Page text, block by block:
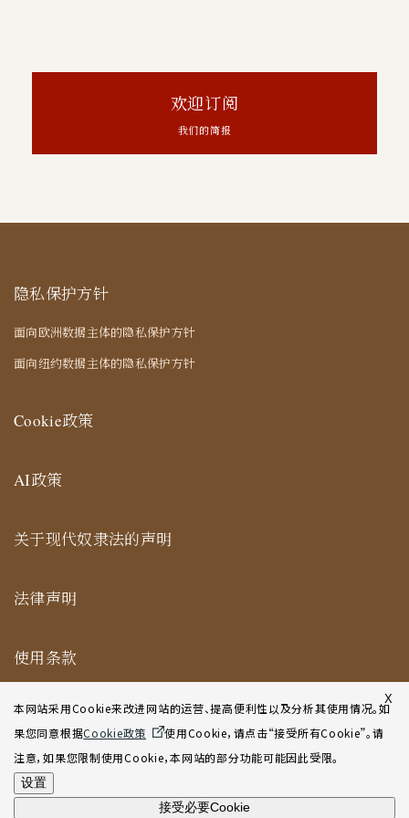
欢迎订阅
我们的简报
隐私保护方针
面向欧洲数据主体的隐私保护方针
面向纽约数据主体的隐私保护方针
Cookie政策
AI政策
关于现代奴隶法的声明
法律声明
使用条款
网站地图
X
本网站采用Cookie来改进网站的运营、提高便利性以及分析其使用情况。如
果您同意根据Cookie政策
使用Cookie，请点击“接受所有Cookie”。请
注意，如果您限制使用Cookie，本网站的部分功能可能因此受限。
设置
接受必要Cookie